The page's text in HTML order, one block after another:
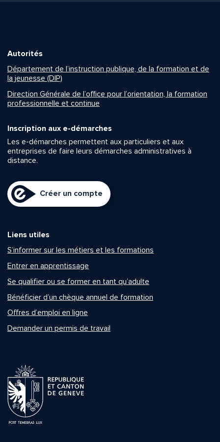
Autorités
Département de l’instruction publique, de la formation et de
la jeunesse (DIP)
Direction Générale de l’office pour l’orientation, la formation
professionnelle et continue
Inscription aux e-démarches
Les e-démarches permettent aux particuliers et aux
entreprises de faire leurs démarches administratives à
distance.
Créer un compte
Liens utiles
S’informer sur les métiers et les formations
Entrer en apprentissage
Se qualifier ou se former en tant qu’adulte
Bénéficier d’un chèque annuel de formation
Offres d’emploi en ligne
Demander un permis de travail